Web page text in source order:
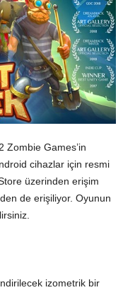
2 Zombie Games’in
cihazlar için resmi
üzerinden erişim
de erişiliyor. Oyunun
izometrik bir